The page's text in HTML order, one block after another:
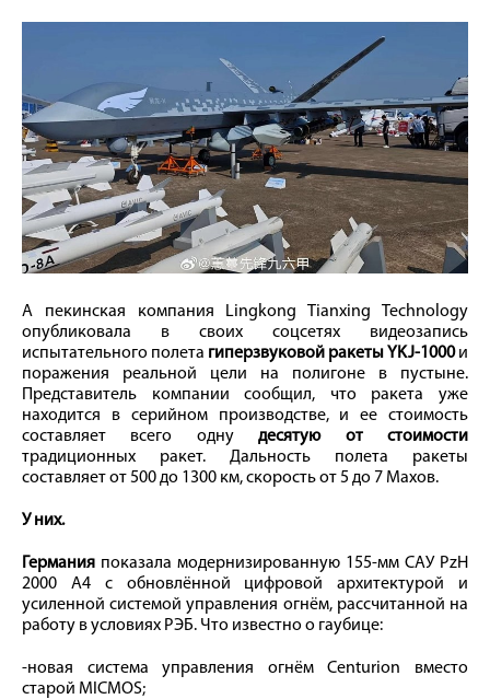
А пекинская компания Lingkong Tianxing Technology
опубликовала в своих соцсетях видеозапись
испытательного полета гиперзвуковой ракеты YKJ-1000и
поражения реальной цели на полигоне в пустыне.
Представитель компании сообщил, что ракета уже
находится в серийном производстве, и ее стоимость
составляет всего однудесятую от стоимости
традиционных ракет. Дальность полета ракеты
составляет от 500 до 1300 км, скорость от 5 до 7 Махов.
У них.
Германия показала модернизированную 155-мм САУ PzH
2000 A4 с обновлённой цифровой архитектурой и
усиленной системой управления огнём, рассчитанной на
работу в условиях РЭБ. Что известно о гаубице:
-новая система управления огнём Centurion вместо
старой MICMOS;